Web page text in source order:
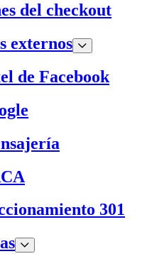
del checkout
externos
de Facebook
301